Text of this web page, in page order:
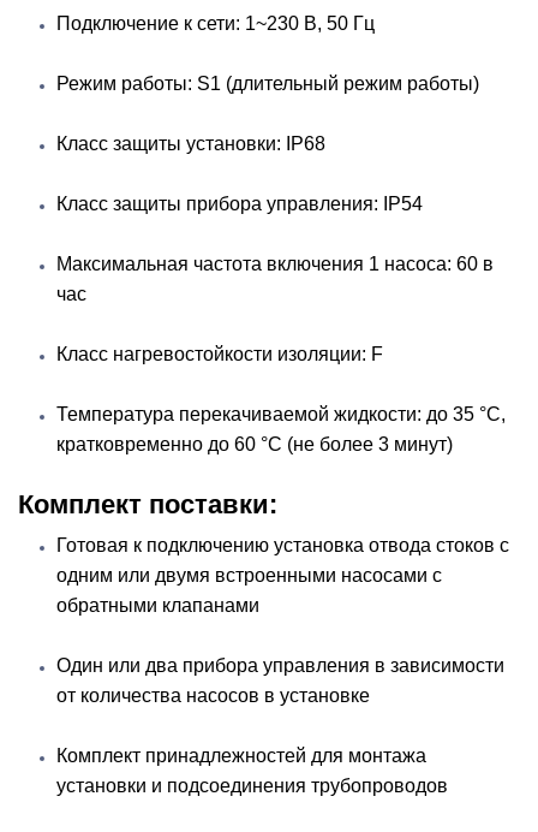
Подключение к сети: 1~230 В, 50 Гц
Режим работы: S1 (длительный режим работы)
Класс защиты установки: IP68
Класс защиты прибора управления: IP54
Максимальная частота включения 1 насоса: 60 в
час
Класс нагревостойкости изоляции: F
Температура перекачиваемой жидкости: до 35 °С,
кратковременно до 60 °С (не более 3 минут)
Комплект поставки:
Готовая к подключению установка отвода стоков с
одним или двумя встроенными насосами с
обратными клапанами
Один или два прибора управления в зависимости
от количества насосов в установке
Комплект принадлежностей для монтажа
установки и подсоединения трубопроводов